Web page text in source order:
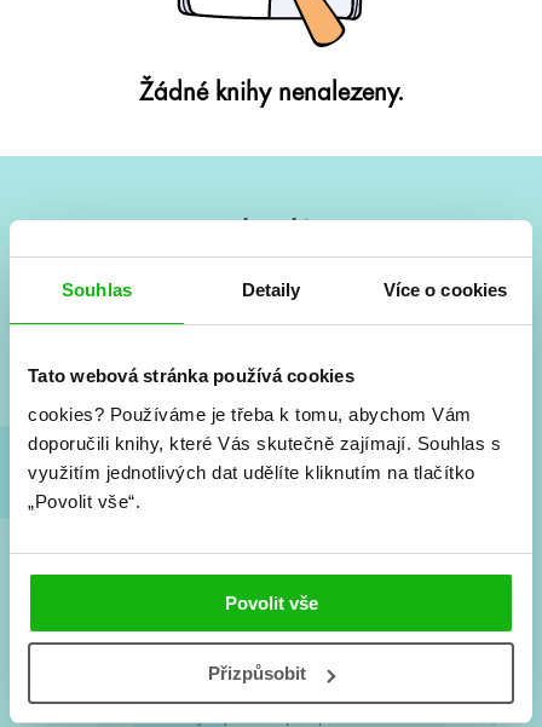
Souhlas Detaily Více o cookies
Tato webová stránka používá cookies
cookies? Používáme je třeba k tomu, abychom Vám
doporučili knihy, které Vás skutečně zajímají. Souhlas s
využitím jednotlivých dat udělíte kliknutím na tlačítko
„Povolit vše“.
Povolit vše
Přizpůsobit
Žádné knihy nenalezeny.
Vše kolem #youngadult každý měsíc rovnou do mailu!
a seriálové adaptace a další.
Souhlasím spodmínkami zpracování osobních údajů
Tvá e-mailová adresa je u nás v bezpečí. Přečti si